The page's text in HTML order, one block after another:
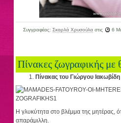
Συγγραφέας: Σκαρλά Χρυσούλαστις 6
Πίνακες ζωγραφικής με
Πίνακας του Γιώργου Ιακωβίδη
Η γλυκύτητα στο βλέμμα της μητέρας,
απαράμιλλη.